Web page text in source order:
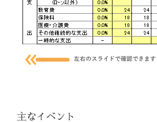
主なイベント